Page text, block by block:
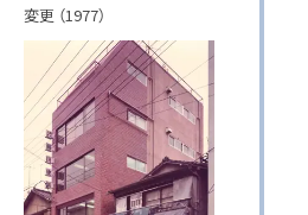
変更 （1977）